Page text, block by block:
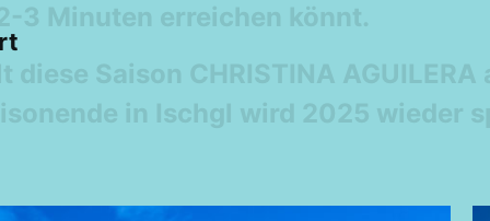
3 Minuten erreichen könnt.
Saison CHRISTINA
in Ischgl wird 2025 wieder